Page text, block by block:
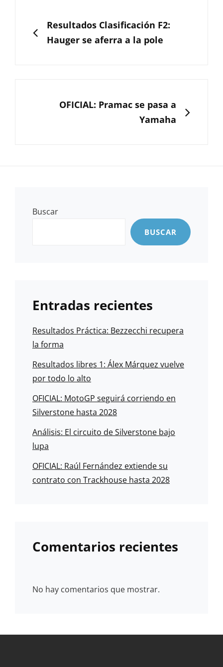
entradas
ANTERIOR
Resultados Clasificación F2:
Hauger se aferra a la pole
SIGUIENTE
OFICIAL: Pramac se pasa a
Yamaha
Buscar
BUSCAR
Entradas recientes
Resultados Práctica: Bezzecchi recupera
la forma
Resultados libres 1: Álex Márquez vuelve
por todo lo alto
OFICIAL: MotoGP seguirá corriendo en
Silverstone hasta 2028
Análisis: El circuito de Silverstone bajo
lupa
OFICIAL: Raúl Fernández extiende su
contrato con Trackhouse hasta 2028
Comentarios recientes
No hay comentarios que mostrar.